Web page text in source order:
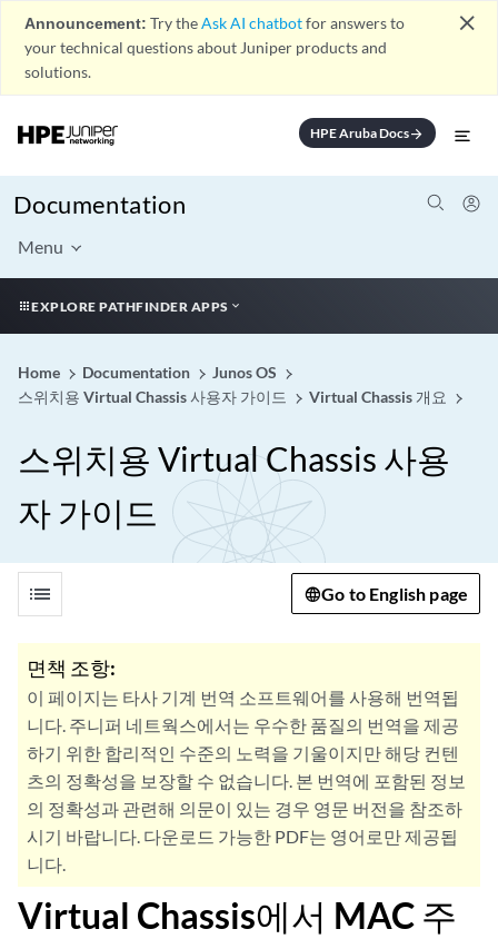
Announcement: Try theAsk AI chatbotfor answers to
your technical questions about Juniper products and
solutions.
close
HPE Aruba Docsarrow_forward
Documentation
Menu
EXPLORE PATHFINDER APPS
Home Documentation
Junos OS
스위치용 Virtual Chassis 사용자 가이드
Virtual Chassis 개요
스위치용 Virtual Chassis 사용
자 가이드
list Go to English page
면책 조항:
이 페이지는 타사 기계 번역 소프트웨어를 사용해 번역됩
니다. 주니퍼 네트웍스에서는 우수한 품질의 번역을 제공
하기 위한 합리적인 수준의 노력을 기울이지만 해당 컨텐
츠의 정확성을 보장할 수 없습니다. 본 번역에 포함된 정보
의 정확성과 관련해 의문이 있는 경우 영문 버전을 참조하
시기 바랍니다. 다운로드 가능한 PDF는 영어로만 제공됩
니다.
Virtual Chassis에서 MAC 주